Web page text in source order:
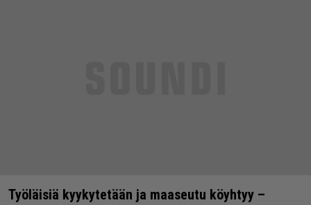
Työläisiä kyykytetään ja maaseutu köyhtyy –